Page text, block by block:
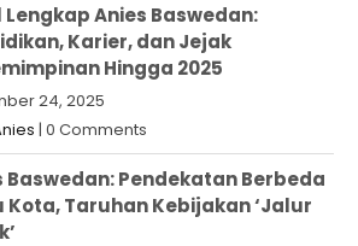
Lengkap Anies Baswedan:
Karier, dan Jejak
Hingga 2025
24, 2025
| 0 Comments
Baswedan: Pendekatan Berbeda
Kota, Taruhan Kebijakan ‘Jalur